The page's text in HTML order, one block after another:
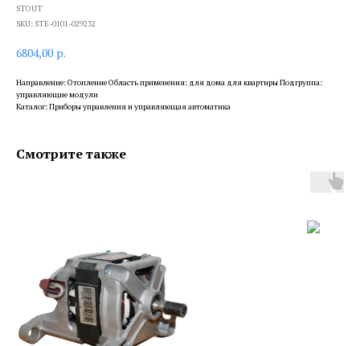
STOUT
SKU: STE-0101-029232
6804,00 р.
Направление: Отопление Область применения: для дома для квартиры Подгруппа:
управляющие модули
Каталог: Приборы управления и управляющая автоматика
Смотрите также